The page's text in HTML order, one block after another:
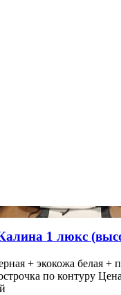
1 люкс
+ экокожа белая +
по контуру